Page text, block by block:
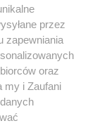
Youtube
przez
zapewniania
oraz
my i Zaufani